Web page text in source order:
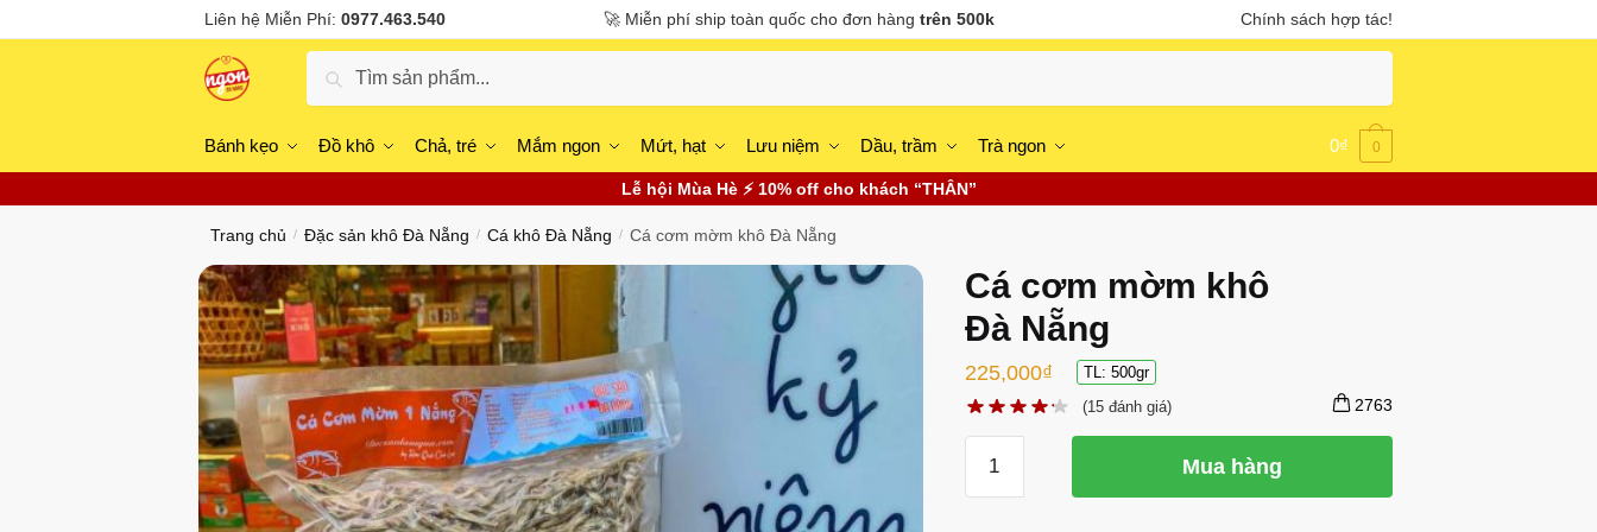
to
to
Liên hệ Miễn Phí: 0977.463.540 🚀 Miễn phí ship toàn quốc cho đơn hàng trên 500k Chính sách hợp tác!
Tìm kiếm
Bánh kẹo Đồ khô Chả, tré Mắm ngon Mứt, hạt Lưu niệm Dầu, trầm Trà ngon 0₫ 0
Lễ hội Mùa Hè ⚡ 10% off cho khách “THÂN”
Trang chủ / Đặc sản khô Đà Nẵng / Cá khô Đà Nẵng / Cá cơm mờm khô Đà Nẵng
Cá cơm mờm khô
Đà Nẵng
225,000₫
TL: 500gr
(15 đánh giá) 2763
cơm
Mua hàng